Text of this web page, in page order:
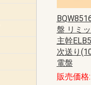
切断対応
定尺
温度ヒュー
フィルター
防虫網
樹脂製グリ
スリーブキ
レジスター
ALCスリー
ACEジョイ
ACEスリー
ACE止水板
厚型 グリル
薄型 グリル
中型 グリル
外風対策 角
外風対策
外風対策（
外風対策 丸
外風対策
軒天井用 グ
床下通気用
給気電動シ
パイプフー
ウェザーカ
防音フード
差圧式吸気
防火ダンパ
風量調整ダ
逆風止ダン
サイレンサ
止水板
UKDF風向
消音・フレ
耐火パテ
遠藤照明（
オーデリッ
コイズミ照
大光電機（
東芝ライテ
パナソニッ
三菱電機
クラコ
ODELIC非常灯
三菱非常灯
東芝LED非常
パナソニッ
端子台
碍子
圧着端子・
差込みコネ
リレー
インシュロ
日動電工製品
ねじなし電
ねじ付き電
厚鋼電線管
ボックス・
樹脂製ボッ
CD管・PF
金物類
雑材
エフレックス
盤 リミ
主幹
次送り
電盤
販売価格